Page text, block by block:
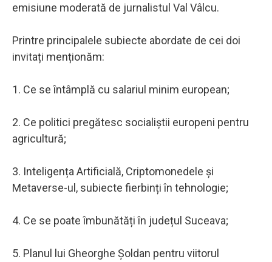
emisiune moderată de jurnalistul Val Vâlcu.
Printre principalele subiecte abordate de cei doi
invitați menționăm:
1. Ce se întâmplă cu salariul minim european;
2. Ce politici pregătesc socialiștii europeni pentru
agricultură;
3. Inteligența Artificială, Criptomonedele și
Metaverse-ul, subiecte fierbinți în tehnologie;
4. Ce se poate îmbunătăți în județul Suceava;
5. Planul lui Gheorghe Șoldan pentru viitorul